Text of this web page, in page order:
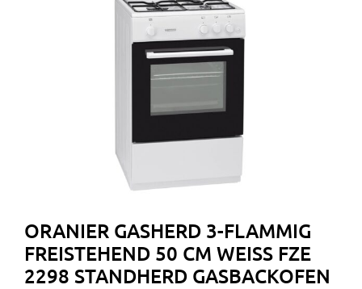
ORANIER GASHERD 3-FLAMMIG
FREISTEHEND 50 CM WEISS FZE 2
298 STANDHERD GASBACKOFEN